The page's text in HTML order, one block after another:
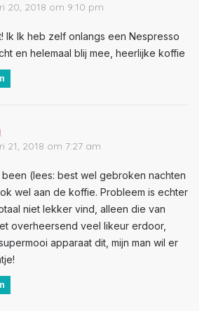
20, 2018 om 9:10 pm
Ik Ik heb zelf onlangs een Nespresso
en helemaal blij mee, heerlijke koffie
21, 2018 om 7:27 am
(lees: best wel gebroken nachten
wel aan de koffie. Probleem is echter
niet lekker vind, alleen die van
overheersend veel likeur erdoor,
apparaat dit, mijn man wil er